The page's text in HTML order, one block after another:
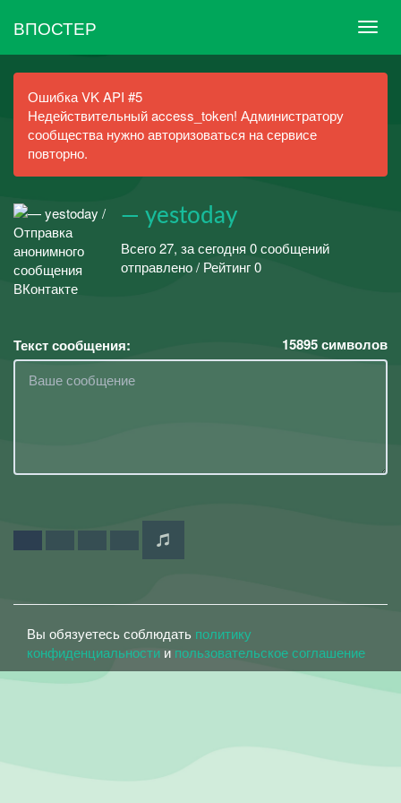
ВПОСТЕР
Ошибка VK API #5
Недействительный access_token! Администратору
сообщества нужно авторизоваться на сервисе
повторно.
— yestoday
Всего 27, за сегодня 0 сообщений
отправлено / Рейтинг 0
Текст сообщения: 15895символов
Вы обязуетесь соблюдать политику
конфиденциальности и пользовательское соглашение